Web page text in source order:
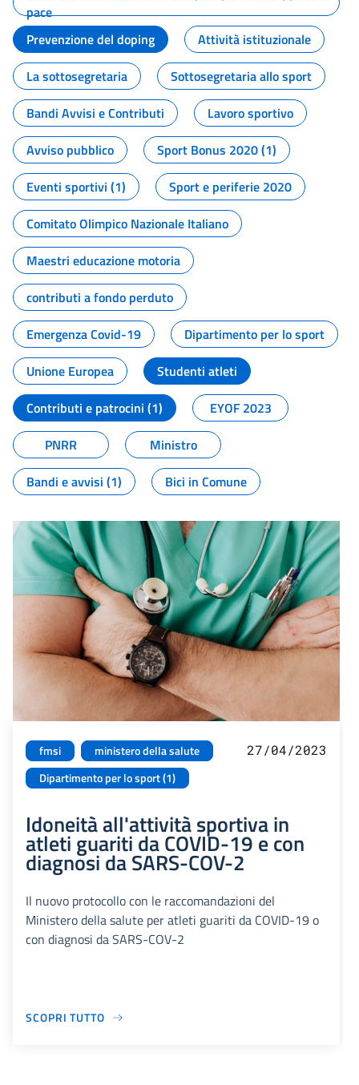
pace
Prevenzione del doping
Attività istituzionale
La sottosegretaria
Sottosegretaria allo sport
Bandi Avvisi e Contributi
Lavoro sportivo
Avviso pubblico
Sport Bonus 2020 (1)
Eventi sportivi (1)
Sport e periferie 2020
Comitato Olimpico Nazionale Italiano
Maestri educazione motoria
contributi a fondo perduto
Emergenza Covid-19
Dipartimento per lo sport
Unione Europea
Studenti atleti
Contributi e patrocini (1)
EYOF 2023
PNRR
Ministro
Bandi e avvisi (1)
Bici in Comune
fmsi
ministero della salute
Dipartimento per lo sport (1)
27/04/2023
Idoneità all'attività sportiva in
atleti guariti da COVID-19 e con
diagnosi da SARS-COV-2
Il nuovo protocollo con le raccomandazioni del
Ministero della salute per atleti guariti da COVID-19 o
con diagnosi da SARS-COV-2
SCOPRI TUTTO